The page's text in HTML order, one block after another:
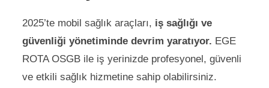
2025’te mobil sağlık araçları, iş sağlığı ve
güvenliği yönetiminde devrim yaratıyor. EGE
ROTA OSGB ile iş yerinizde profesyonel, güvenli
ve etkili sağlık hizmetine sahip olabilirsiniz.